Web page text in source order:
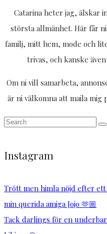
Catarina heter jag, älskar
största allmänhet. Här får
familj, mitt hem, mode och
trivas, och kanske
Om ni vill samarbeta,
är ni välkomna att maila mig
Instagram
Trött men himla nöjd efter
min querida amiga Jojo 🫶🏼
Tack darlings för en